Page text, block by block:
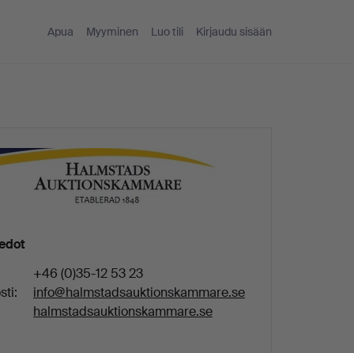
Apua Myyminen Luo tili Kirjaudu sisään
+46 (0)35-12 53 23
info@halmstadsauktionskammare.se
halmstadsauktionskammare.se